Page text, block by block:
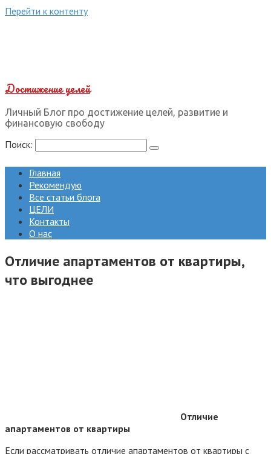
Перейти к контенту
Достижение целей
Личный Блог про достижение целей, развитие и
финансовую свободу
Поиск:
Главная
Рекомендую
Все статьи блога
ЦЕЛИ
Контакты
О нас
Отличие апартаментов от квартиры,
что выгоднее
Отличие
апартаментов от квартиры
Если рассматривать отличие апартаментов от квартиры с